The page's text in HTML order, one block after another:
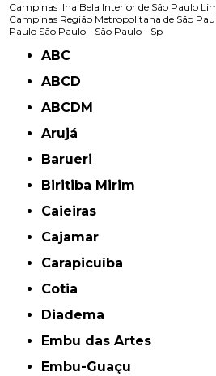
Campinas Ilha Bela Interior de São Paulo
Campinas Região Metropolitana de São
Paulo São Paulo - São Paulo - Sp
ABC
ABCD
ABCDM
Arujá
Barueri
Biritiba Mirim
Caieiras
Cajamar
Carapicuíba
Cotia
Diadema
Embu das Artes
Embu-Guaçu